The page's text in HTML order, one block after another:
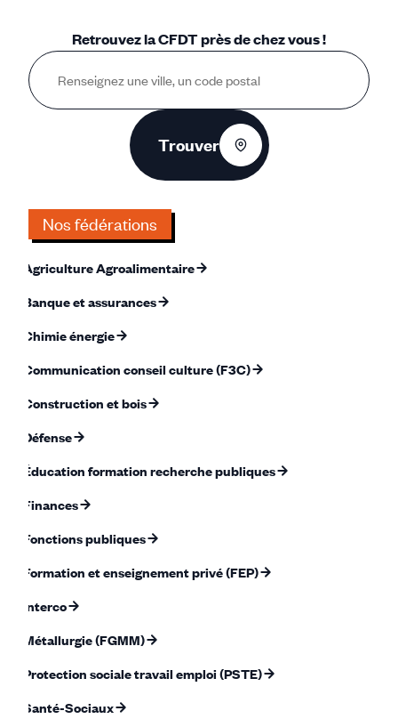
Retrouvez la CFDT près de chez vous !
Trouver
Nos fédérations
Agriculture Agroalimentaire
Banque et assurances
Chimie énergie
Communication conseil culture (F3C)
Construction et bois
Défense
Éducation formation recherche publiques
Finances
Fonctions publiques
Formation et enseignement privé (FEP)
Interco
Métallurgie (FGMM)
Protection sociale travail emploi (PSTE)
Santé-Sociaux